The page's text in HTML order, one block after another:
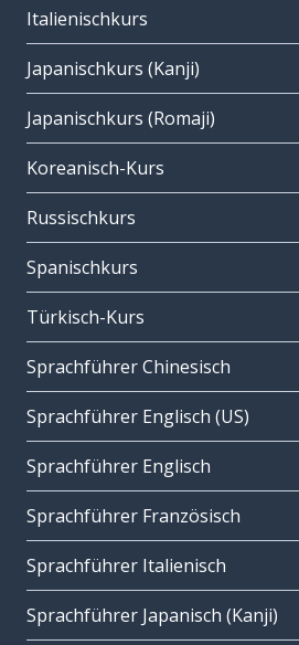
Italienischkurs
Japanischkurs (Kanji)
Japanischkurs (Romaji)
Koreanisch-Kurs
Russischkurs
Spanischkurs
Türkisch-Kurs
Sprachführer Chinesisch
Sprachführer Englisch (US)
Sprachführer Englisch
Sprachführer Französisch
Sprachführer Italienisch
Sprachführer Japanisch (Kanji)